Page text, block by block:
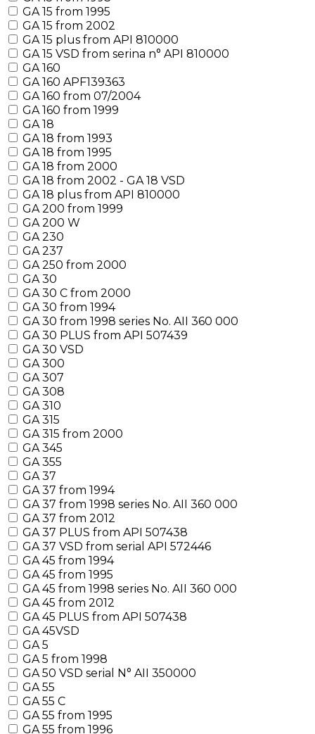
GA 15 from 1995
GA 15 from 2002
GA 15 plus from API 810000
GA 15 VSD from serina n° API 810000
GA 160
GA 160 APF139363
GA 160 from 07/2004
GA 160 from 1999
GA 18
GA 18 from 1993
GA 18 from 1995
GA 18 from 2000
GA 18 from 2002 - GA 18 VSD
GA 18 plus from API 810000
GA 200 from 1999
GA 200 W
GA 230
GA 237
GA 250 from 2000
GA 30
GA 30 C from 2000
GA 30 from 1994
GA 30 from 1998 series No. AII 360 000
GA 30 PLUS from API 507439
GA 30 VSD
GA 300
GA 307
GA 308
GA 310
GA 315
GA 315 from 2000
GA 345
GA 355
GA 37
GA 37 from 1994
GA 37 from 1998 series No. AII 360 000
GA 37 from 2012
GA 37 PLUS from API 507438
GA 37 VSD from serial API 572446
GA 45 from 1994
GA 45 from 1995
GA 45 from 1998 series No. AII 360 000
GA 45 from 2012
GA 45 PLUS from API 507438
GA 45VSD
GA 5
GA 5 from 1998
GA 50 VSD serial N° AII 350000
GA 55
GA 55 C
GA 55 from 1995
GA 55 from 1996